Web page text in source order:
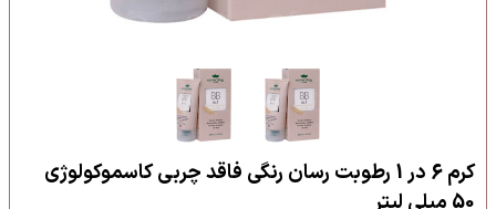
کرم 6 در 1 رطوبت رسان رنگی فاقد چربی کاسموکولوژی
50 میلی لیتر